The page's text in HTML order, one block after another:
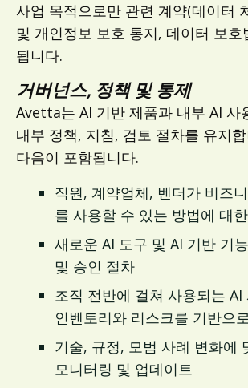
사업 목적으로만 관련 계약(데이터
및 개인정보 보호 통지, 데이터 보호
됩니다.
거버넌스, 정책 및 통제
Avetta는 AI 기반 제품과 내부 AI 사
내부 정책, 지침, 검토 절차를 유지
다음이 포함됩니다.
직원, 계약업체, 벤더가 비즈
를 사용할 수 있는 방법에 대
새로운 AI 도구 및 AI 기반 기
및 승인 절차
조직 전반에 걸쳐 사용되는
인벤토리와 리스크를 기반으
기술, 규정, 모범 사례 변화에
모니터링 및 업데이트